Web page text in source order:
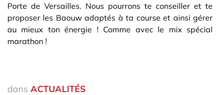
Porte de Versailles. Nous pourrons te conseiller et te
proposer les Baouw adaptés à ta course et ainsi gérer
au mieux ton énergie ! Comme avec le mix spécial
marathon !
dans ACTUALITÉS